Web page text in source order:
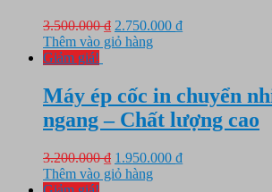
3.500.000₫ Giá
gốc
2.750.000 ₫Giá
2.750.000 ₫.
Thêm vào giỏ hàng
Giảm giá!
Máy ép cốc in chuyển
ngang – Chất lượng cao
3.200.000₫ Giá
gốc
1.950.000 ₫Giá
Thêm vào giỏ hàng